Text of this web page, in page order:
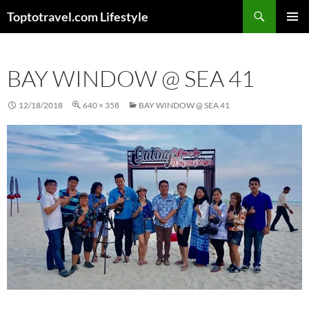
Toptotravel.com Lifestyle
BAY WINDOW @ SEA 41
12/18/2018 640 × 358 BAY WINDOW @ SEA 41